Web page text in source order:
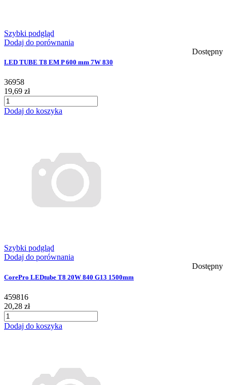
Szybki podgląd
Dodaj do porównania
Dostępny
LED TUBE T8 EM P 600 mm 7W 830
36958
19,69 zł
Dodaj do koszyka
Szybki podgląd
Dodaj do porównania
Dostępny
CorePro LEDtube T8 20W 840 G13 1500mm
459816
20,28 zł
Dodaj do koszyka